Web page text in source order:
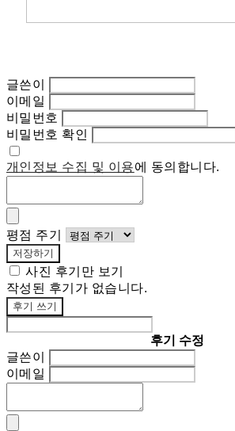
글쓴이
이메일
비밀번호
비밀번호 확인
개인정보 수집 및 이용에 동의합니다.
평점 주기
저장하기
사진 후기만 보기
작성된 후기가 없습니다.
후기 쓰기
후기 수정
글쓴이
이메일